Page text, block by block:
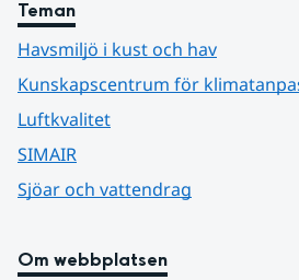
Teman
Havsmiljö i kust och hav
Kunskapscentrum för
Luftkvalitet
SIMAIR
Sjöar och vattendrag
Om webbplatsen